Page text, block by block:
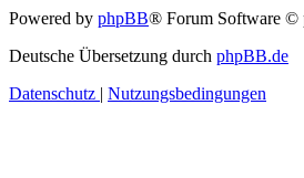
Powered by phpBB® Forum Software ©
Deutsche Übersetzung durch phpBB.de
Datenschutz | Nutzungsbedingungen